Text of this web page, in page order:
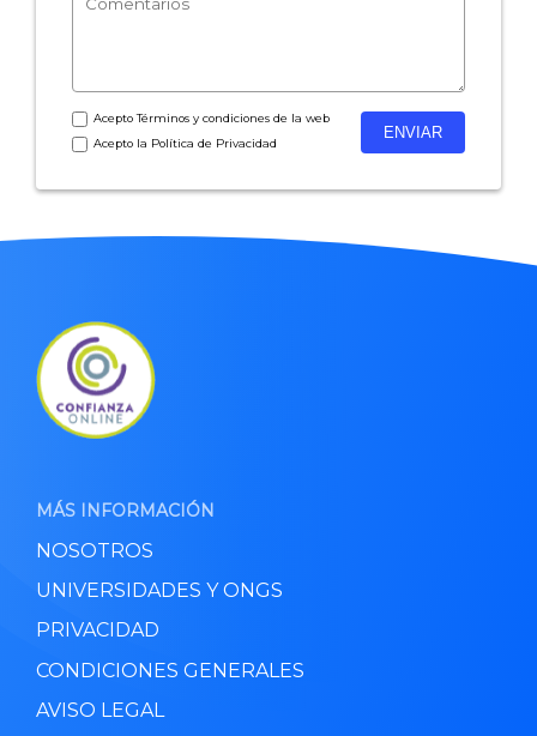
AceptoTérminos y condicionesde la web
Acepto la Política de Privacidad
MÁS INFORMACIÓN
NOSOTROS
UNIVERSIDADES Y ONGS
PRIVACIDAD
CONDICIONES GENERALES
AVISO LEGAL